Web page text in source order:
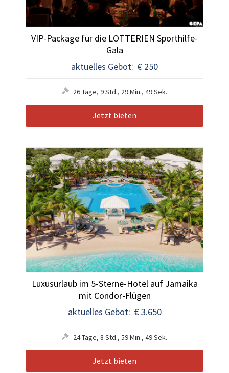
VIP-Package für die LOTTERIEN Sporthilfe-
Gala
aktuelles Gebot: € 250
26Tage, 9Std., 29Min., 48Sek.
Jetzt bieten
Luxusurlaub im 5-Sterne-Hotel auf Jamaika
mit Condor-Flügen
aktuelles Gebot: € 3.650
24Tage, 8 Std., 59Min., 48Sek.
Jetzt bieten